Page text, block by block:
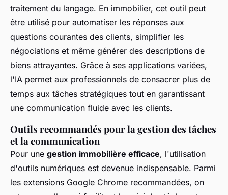
traitement du langage. En immobilier, cet outil peut
être utilisé pour automatiser les réponses aux
questions courantes des clients, simplifier les
négociations et même générer des descriptions de
biens attrayantes. Grâce à ses applications variées,
l'IA permet aux professionnels de consacrer plus de
temps aux tâches stratégiques tout en garantissant
une communication fluide avec les clients.
Outils recommandés pour la gestion des tâches
et la communication
Pour une gestion immobilière efficace, l'utilisation
d'outils numériques est devenue indispensable. Parmi
les extensions Google Chrome recommandées, on